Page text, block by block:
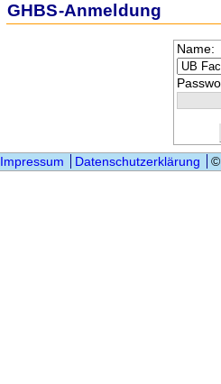
GHBS-Anmeldung
Name:
Impressum Datenschutzerklärung ©